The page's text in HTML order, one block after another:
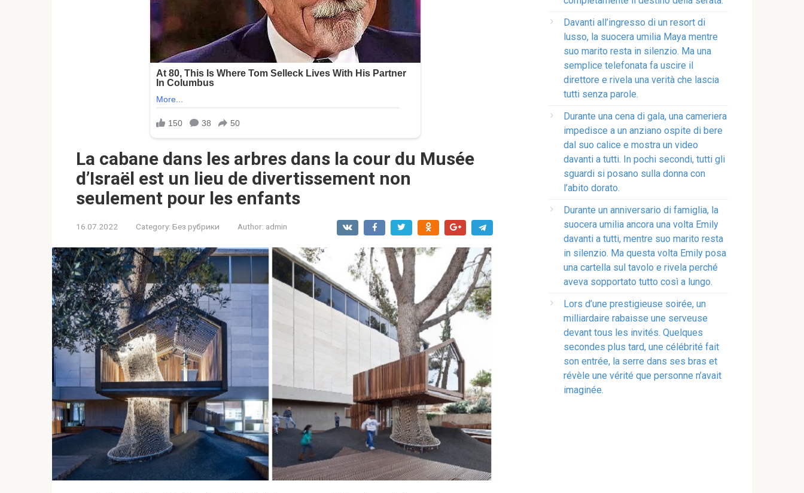
La cabane dans les arbres dans la cour du Musée
d’Israël est un lieu de divertissement non
seulement pour les enfants
16.07.2022 Category: Без рубрики Author: admin
Davanti all’ingresso di un resort di
lusso, la suocera umilia Maya mentre
suo marito resta in silenzio. Ma una
semplice telefonata fa uscire il
direttore e rivela una verità che lascia
tutti senza parole.
Durante una cena di gala, una cameriera
impedisce a un anziano ospite di bere
dal suo calice e mostra un video
davanti a tutti. In pochi secondi, tutti gli
sguardi si posano sulla donna con
l’abito dorato.
Durante un anniversario di famiglia, la
suocera umilia ancora una volta Emily
davanti a tutti, mentre suo marito resta
in silenzio. Ma questa volta Emily posa
una cartella sul tavolo e rivela perché
aveva sopportato tutto così a lungo.
Lors d’une prestigieuse soirée, un
milliardaire rabaisse une serveuse
devant tous les invités. Quelques
secondes plus tard, une célébrité fait
son entrée, la serre dans ses bras et
révèle une vérité que personne n’avait
imaginée.